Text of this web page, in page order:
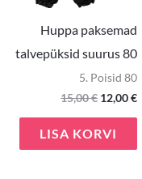
Huppa paksemad
talvepüksid suurus 80
5. Poisid 80
15,00€ 12,00€
LISA KORVI